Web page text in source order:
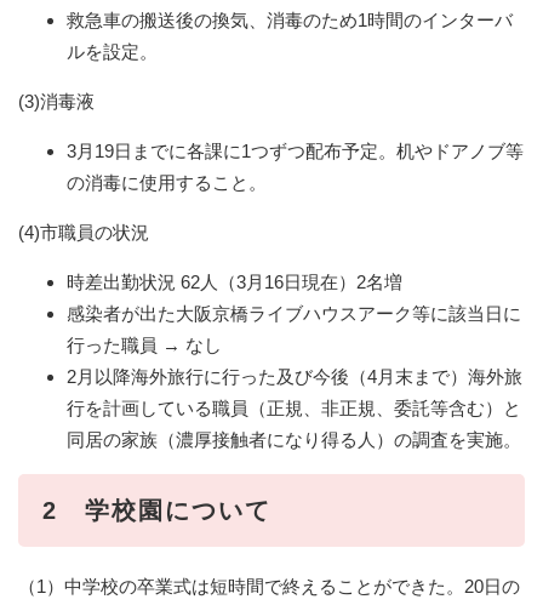
救急車の搬送後の換気、消毒のため1時間のインターバ
ルを設定。
(3)消毒液
3月19日までに各課に1つずつ配布予定。机やドアノブ等
の消毒に使用すること。
(4)市職員の状況
時差出勤状況 62人（3月16日現在）2名増
感染者が出た大阪京橋ライブハウスアーク等に該当日に
行った職員 → なし
2月以降海外旅行に行った及び今後（4月末まで）海外旅
行を計画している職員（正規、非正規、委託等含む）と
同居の家族（濃厚接触者になり得る人）の調査を実施。
2 学校園について
（1）中学校の卒業式は短時間で終えることができた。20日の